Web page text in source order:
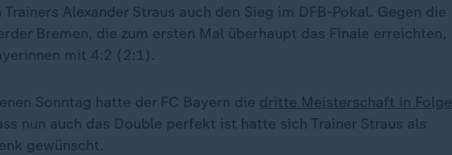
Alexander Straus auch den Sieg im DFB-Pokal. Gegen die
Bremen, die zum ersten Mal überhaupt das Finale erreichten,
mit 4:2 (2:1).
Sonntag hatte der FC Bayern die dritte Meisterschaft in Folge
nun auch das Double perfekt ist hatte sich Trainer Straus als
gewünscht.